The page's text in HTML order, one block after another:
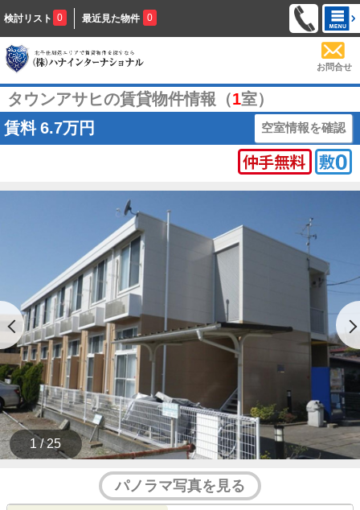
検討リスト 0 最近見た物件 0
お問合せ
タウンアサヒの賃貸物件情報（1室）
賃料 6.7万円 空室情報を確認
1 / 25
パノラマ写真を見る